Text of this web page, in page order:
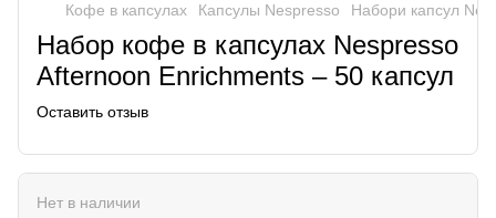
Кофе в капсулах Капсулы Nespresso Набори капсул
Набор кофе в капсулах Nespresso
Afternoon Enrichments – 50 капсул
Оставить отзыв
Нет в наличии